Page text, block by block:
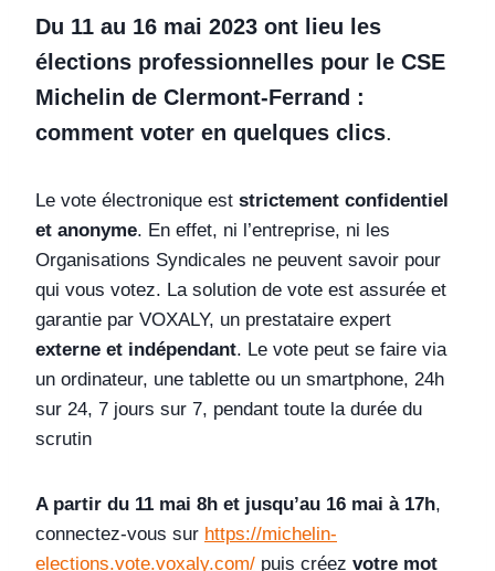
Du 11 au 16 mai 2023 ont lieu les
élections professionnelles pour le CSE
Michelin de Clermont-Ferrand :
comment voter en quelques clics.
Le vote électronique est strictement confidentiel
et anonyme. En effet, ni l’entreprise, ni les
Organisations Syndicales ne peuvent savoir pour
qui vous votez. La solution de vote est assurée et
garantie par VOXALY, un prestataire expert
externe et indépendant. Le vote peut se faire via
un ordinateur, une tablette ou un smartphone, 24h
sur 24, 7 jours sur 7, pendant toute la durée du
scrutin
A partir du 11 mai 8h et jusqu’au 16 mai à 17h,
connectez-vous sur https://michelin-
elections.vote.voxaly.com/ puis créez votre mot